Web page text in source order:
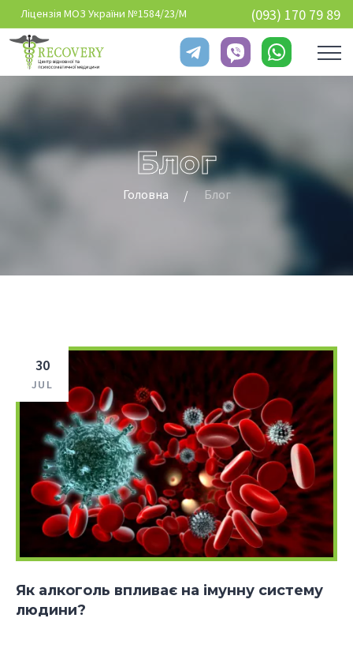
Перейти до основного вмісту
Ліцензія МОЗ України №1584/23/М (093) 170 79 89
Блог
Головна Блог
30
JUL
Як алкоголь впливає на імунну систему
людини?